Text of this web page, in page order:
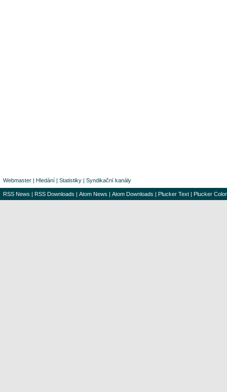
Webmaster | Hledání | Statistiky | Syndikační kanály
RSS News | RSS Downloads | Atom News | Atom Downloads | Plucker Text | Plucker Color